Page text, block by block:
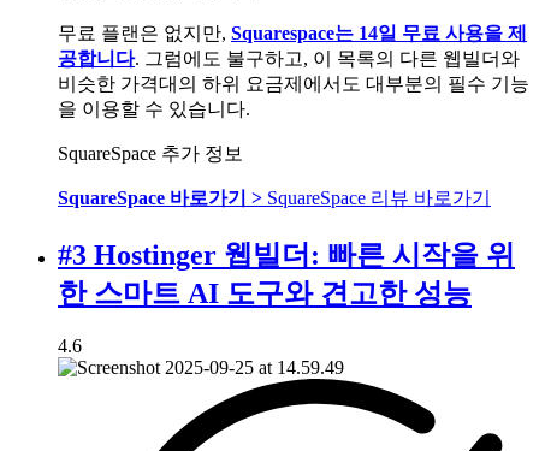
무료 플랜은 없지만, Squarespace는 14일 무료 사용을 제
공합니다. 그럼에도 불구하고, 이 목록의 다른 웹빌더와
비슷한 가격대의 하위 요금제에서도 대부분의 필수 기능
을 이용할 수 있습니다.
SquareSpace 추가 정보
SquareSpace 바로가기 > SquareSpace 리뷰 바로가기
#3 Hostinger 웹빌더: 빠른 시작을 위
한 스마트 AI 도구와 견고한 성능
4.6